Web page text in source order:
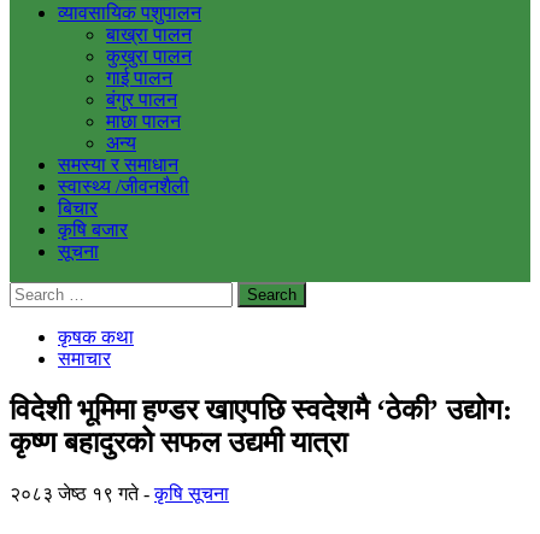
व्यावसायिक पशुपालन
बाख्रा पालन
कुखुरा पालन
गाई पालन
बंगुर पालन
माछा पालन
अन्य
समस्या र समाधान
स्वास्थ्य /जीवनशैली
बिचार
कृषि बजार
सूचना
Search
for:
कृषक कथा
समाचार
विदेशी भूमिमा हण्डर खाएपछि स्वदेशमै ‘ठेकी’ उद्योग:
कृष्ण बहादुरको सफल उद्यमी यात्रा
२०८३ जेष्ठ १९ गते कृषि सूचना